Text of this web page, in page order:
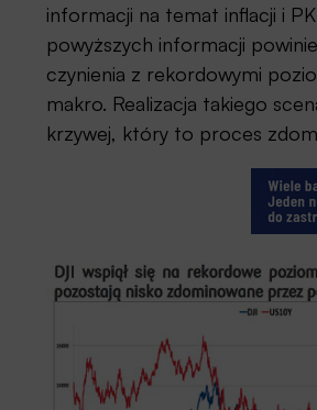
informacji na temat inflacji i
powyższych informacji
czynienia z rekordowymi
makro. Realizacja takiego
krzywej, który to proces